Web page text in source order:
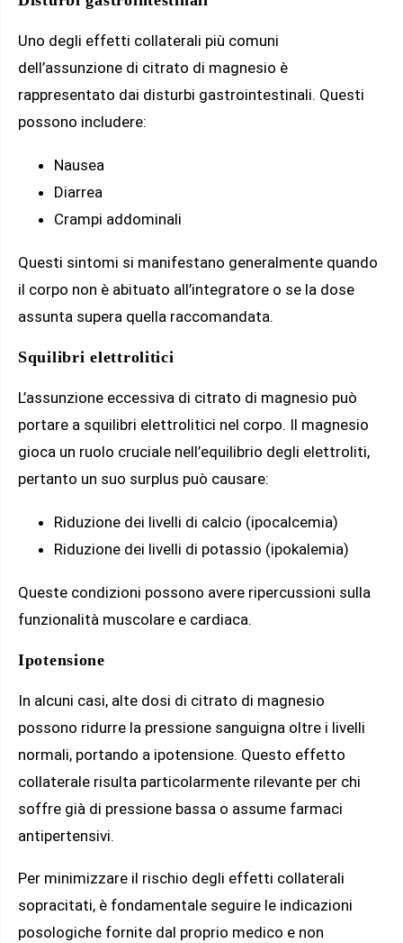
Uno degli effetti collaterali più comuni
dell’assunzione di citrato di magnesio è
rappresentato dai disturbi gastrointestinali. Questi
possono includere:
Nausea
Diarrea
Crampi addominali
Questi sintomi si manifestano generalmente quando
il corpo non è abituato all’integratore o se la dose
assunta supera quella raccomandata.
Squilibri elettrolitici
L’assunzione eccessiva di citrato di magnesio può
portare a squilibri elettrolitici nel corpo. Il magnesio
gioca un ruolo cruciale nell’equilibrio degli elettroliti,
pertanto un suo surplus può causare:
Riduzione dei livelli di calcio (ipocalcemia)
Riduzione dei livelli di potassio (ipokalemia)
Queste condizioni possono avere ripercussioni sulla
funzionalità muscolare e cardiaca.
Ipotensione
In alcuni casi, alte dosi di citrato di magnesio
possono ridurre la pressione sanguigna oltre i livelli
normali, portando a ipotensione. Questo effetto
collaterale risulta particolarmente rilevante per chi
soffre già di pressione bassa o assume farmaci
antipertensivi.
Per minimizzare il rischio degli effetti collaterali
sopracitati, è fondamentale seguire le indicazioni
posologiche fornite dal proprio medico e non